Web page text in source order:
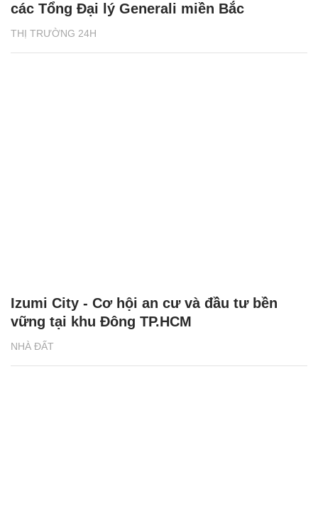
THỊ TRƯỜNG 24H
các Tổng Đại lý Generali miền Bắc
NHÀ ĐẤT
Izumi City - Cơ hội an cư và đầu tư bền
vững tại khu Đông TP.HCM